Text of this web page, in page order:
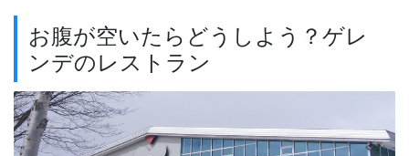
お腹が空いたらどうしよう？ゲレ
ンデのレストラン